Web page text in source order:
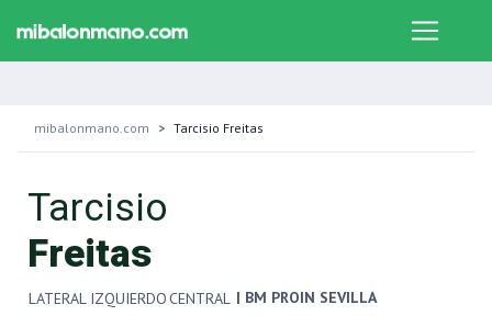
mibalonmano.com Tarcisio Freitas
Tarcisio
Freitas
LATERAL IZQUIERDOCENTRAL | BM PROIN SEVILLA